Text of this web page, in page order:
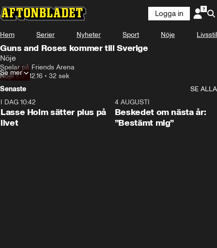
Logga in
Hem Serier Nyheter Sport Nöje Livsstil
Guns and Roses kommer till Sverige
Nöje
Spelar på Friends Arena
Nöje•05.12.16 • 32 sek
Se mer
Senaste
SE ALLA
I DAG 10:42
Lasse Holm sätter plus på
livet
4 AUGUSTI
Beskedet om nästa år:
”Bestämt mig”